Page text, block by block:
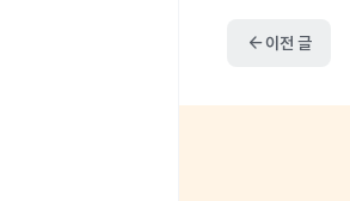
arrow_back이전 글